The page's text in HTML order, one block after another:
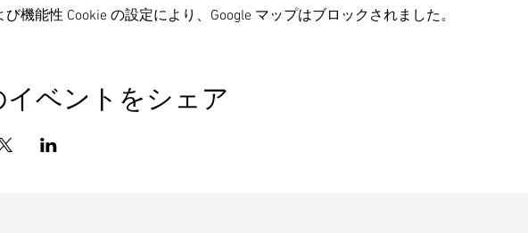
機能性 Cookie の設定により、Google マップはブロックされました。
イベントをシェア